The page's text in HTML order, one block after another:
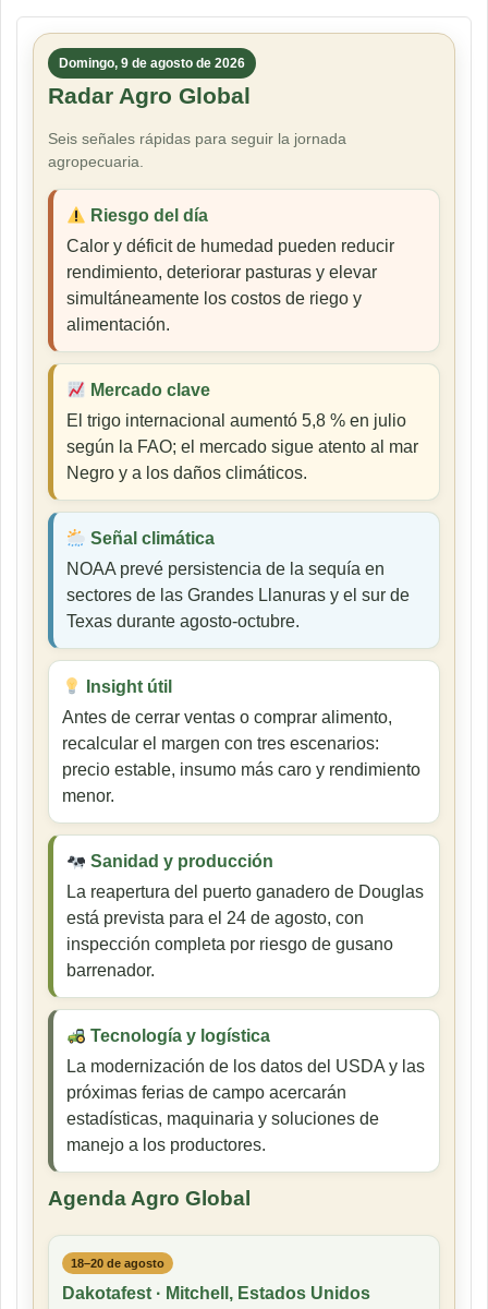
Domingo, 9 de agosto de 2026
Radar Agro Global
Seis señales rápidas para seguir la jornada
agropecuaria.
Riesgo del día
Calor y déficit de humedad pueden reducir
rendimiento, deteriorar pasturas y elevar
simultáneamente los costos de riego y
alimentación.
Mercado clave
El trigo internacional aumentó 5,8 % en julio
según la FAO; el mercado sigue atento al mar
Negro y a los daños climáticos.
Señal climática
NOAA prevé persistencia de la sequía en
sectores de las Grandes Llanuras y el sur de
Texas durante agosto-octubre.
Insight útil
Antes de cerrar ventas o comprar alimento,
recalcular el margen con tres escenarios:
precio estable, insumo más caro y rendimiento
menor.
Sanidad y producción
La reapertura del puerto ganadero de Douglas
está prevista para el 24 de agosto, con
inspección completa por riesgo de gusano
barrenador.
Tecnología y logística
La modernización de los datos del USDA y las
próximas ferias de campo acercarán
estadísticas, maquinaria y soluciones de
manejo a los productores.
Agenda Agro Global
18–20 de agosto
Dakotafest · Mitchell, Estados Unidos